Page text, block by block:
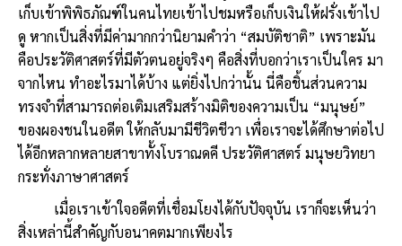
เก็บเข้าพิพิธภัณฑ์ในคนไทยเข้าไปชมหรือเก็บเงินให้ฝรั่งเข้าไป
ดู หากเป็นสิ่งที่มีค่ามากกว่านิยามคำว่า “สมบัติชาติ” เพราะมัน
คือประวัติศาสตร์ที่มีตัวตนอยู่จริงๆ คือสิ่งที่บอกว่าเราเป็นใคร มา
จากไหน ทำอะไรมาได้บ้าง แต่ยิ่งไปกว่านั้น นี่คือชิ้นส่วนความ
ทรงจำที่สามารถต่อเติมเสริมสร้างมิติของความเป็น “มนุษย์”
ของผองชนในอดีต ให้กลับมามีชีวิตชีวา เพื่อเราจะได้ศึกษาต่อไป
ได้อีกหลากหลายสาขาทั้งโบราณดคี ประวัติศาสตร์ มนุษยวิทยา
กระทั่งภาษาศาสตร์
เมื่อเราเข้าใจอดีตที่เชื่อมโยงได้กับปัจจุบัน เราก็จะเห็นว่า
สิ่งเหล่านี้สำคัญกับอนาคตมากเพียงไร